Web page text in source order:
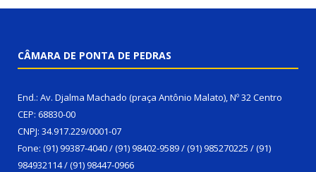
CÂMARA DE PONTA DE PEDRAS
End.: Av. Djalma Machado (praça Antônio Malato), Nº 32 Centro
CEP: 68830-00
CNPJ: 34.917.229/0001-07
Fone: (91) 99387-4040 / (91) 98402-9589 / (91) 985270225 / (91)
984932114 / (91) 98447-0966